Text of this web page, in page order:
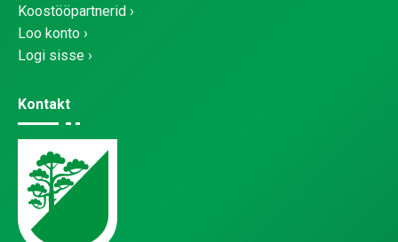
Koostööpartnerid
Loo konto
Logi sisse
Kontakt